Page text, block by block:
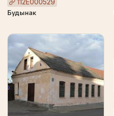
112Е000529
Будынак